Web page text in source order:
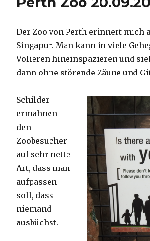
Der Zoo von Perth erinnert mich
Singapur. Man kann in viele
Volieren hineinspazieren und
dann ohne störende Zäune und
Schilder
ermahnen
den
Zoobesucher
auf sehr nette
Art, dass man
aufpassen
soll, dass
niemand
ausbüchst.